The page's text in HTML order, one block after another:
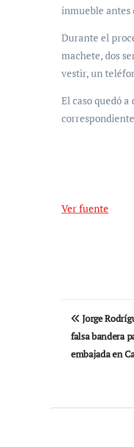
inmueble antes
Durante el
machete, dos
vestir, un
El caso quedó
Ver fuente
de
Jorge
falsa bandera
embajada en